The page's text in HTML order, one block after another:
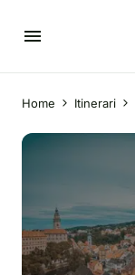
Home Itinerari